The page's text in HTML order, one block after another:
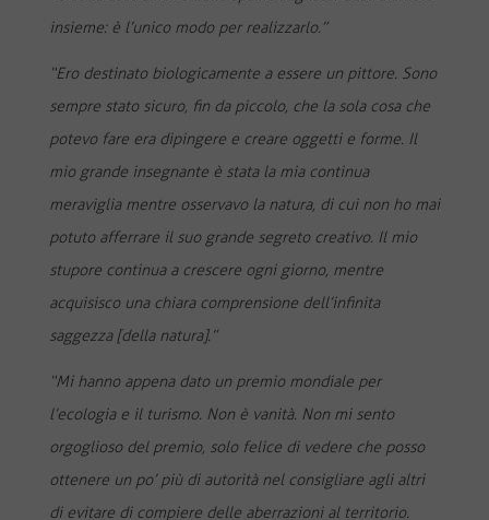
insieme: è l’unico modo per realizzarlo.”
“Ero destinato biologicamente a essere un pittore. Sono
sempre stato sicuro, fin da piccolo, che la sola cosa che
potevo fare era dipingere e creare oggetti e forme. Il
mio grande insegnante è stata la mia continua
meraviglia mentre osservavo la natura, di cui non ho mai
potuto afferrare il suo grande segreto creativo. Il mio
stupore continua a crescere ogni giorno, mentre
acquisisco una chiara comprensione dell’infinita
saggezza [della natura].”
“Mi hanno appena dato un premio mondiale per
l’ecologia e il turismo. Non è vanità. Non mi sento
orgoglioso del premio, solo felice di vedere che posso
ottenere un po’ più di autorità nel consigliare agli altri
di evitare di compiere delle aberrazioni al territorio.